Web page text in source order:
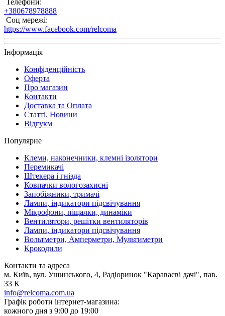
Телефони:
+380678978888
Соц мережі:
https://www.facebook.com/relcoma
Інформація
Конфіденційність
Оферта
Про магазин
Контакти
Доставка та Оплата
Статті. Новини
Відгукм
Популярне
Клеми, наконечники, клемні ізолятори
Перемикачі
Штекера і гнізда
Ковпачки вологозахисні
Запобіжники, тримачі
Лампи, індикатори підсвічування
Мікрофони, піщалки, динаміки
Вентилятори, решітки вентиляторів
Лампи, індикатори підсвічування
Вольтметри, Амперметри, Мультиметри
Крокодили
Контакти та адреса
м. Київ, вул. Ушинського, 4, Радіоринок "Караваєві дачі", пав.
33 К
info@relcoma.com.ua
Графік роботи інтернет-магазина:
кожного дня з 9:00 до 19:00